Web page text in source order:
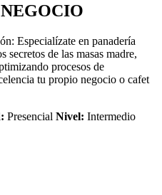
Especialízate en panadería
secretos de las masas madre,
procesos de
tu propio negocio o cafet
Presencial Nivel: Intermedio